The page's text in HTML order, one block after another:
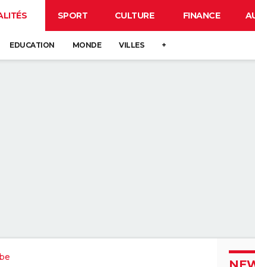
SPORT CULTURE FINANCE
EDUCATION MONDE VILLES +